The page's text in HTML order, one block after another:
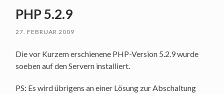
PHP 5.2.9
27. FEBRUAR 2009
Die vor Kurzem erschienene PHP-Version 5.2.9 wurde
soeben auf den Servern installiert.
PS: Es wird übrigens an einer Lösung zur Abschaltung